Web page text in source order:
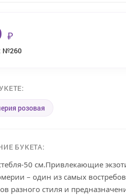
₽
№260
розовая
БУКЕТА:
50 см.Привлекающие
– один из самых
разного стиля и